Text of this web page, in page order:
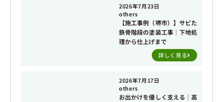
2026年7月23日
others
【施工事例（堺市）】サビた
鉄骨階段の塗装工事｜下地処
理から仕上げまで
詳しく見る
2026年7月17日
others
お出かけを優しく支える｜高